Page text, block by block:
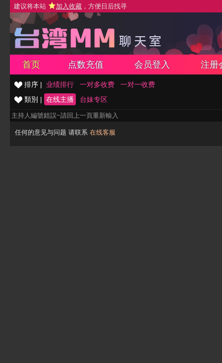
建议将本站 加入收藏 ，方便日后找寻
首页 点数充值 会员登入 注册
排序 | 业绩排行 一对多收费
一对一收费
類別 | 在线主播 台妹专区
主持人編號錯誤~請回上一頁重新輸入
任何的意见与问题 请联系 在线客服